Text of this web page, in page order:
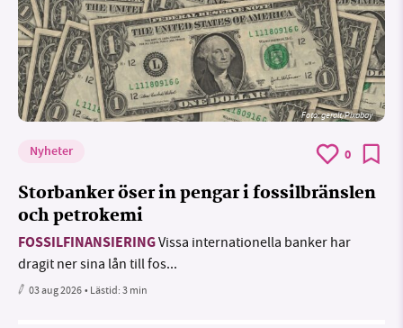
Foto:geralt/Pixabay
Nyheter 0
Storbanker öser in pengar i fossilbränslen
och petrokemi
FOSSILFINANSIERINGVissa internationella banker har
dragit ner sina lån till fos...
03 aug 2026• Lästid:3 min